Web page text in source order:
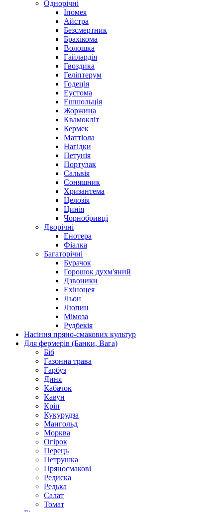
Однорічні
Іпомея
Айстра
Безсмертник
Брахікома
Волошка
Гайлардія
Гвоздика
Геліптерум
Годеція
Еустома
Ешшольція
Жоржина
Квамокліт
Кермек
Маттіола
Нагідки
Петунія
Портулак
Сальвія
Соняшник
Хризантема
Целозія
Цинія
Чорнобривці
Дворічні
Енотера
Фіалка
Багаторічні
Бурачок
Горошок духм'яний
Дзвоники
Ехіноцея
Льон
Люпин
Мімоза
Рудбекія
Насіння пряно-смакових культур
Для фермерів (Банки, Вага)
Біб
Газонна трава
Гарбуз
Диня
Кабачок
Кавун
Кріп
Кукурудза
Мангольд
Морква
Огірок
Перець
Петрушка
Пряносмакові
Редиска
Редька
Салат
Томат